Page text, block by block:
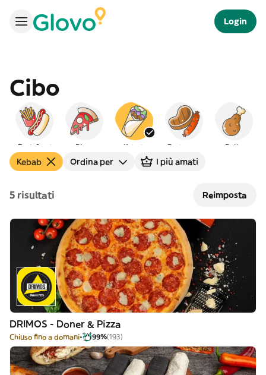
Login
Cibo
Fast-food Pizza Kebab Barbecue Pollo
Kebab Ordina per I più amati
5 risultati Reimposta
DRIMOS - Doner & Pizza
Chiuso fino a domani 99%(193)